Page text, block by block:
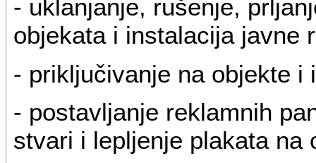
- uklanjanje, rušenje,
objekata i instalacija javne
- priključivanje na objekte i
- postavljanje reklamnih
stvari i lepljenje plakata na